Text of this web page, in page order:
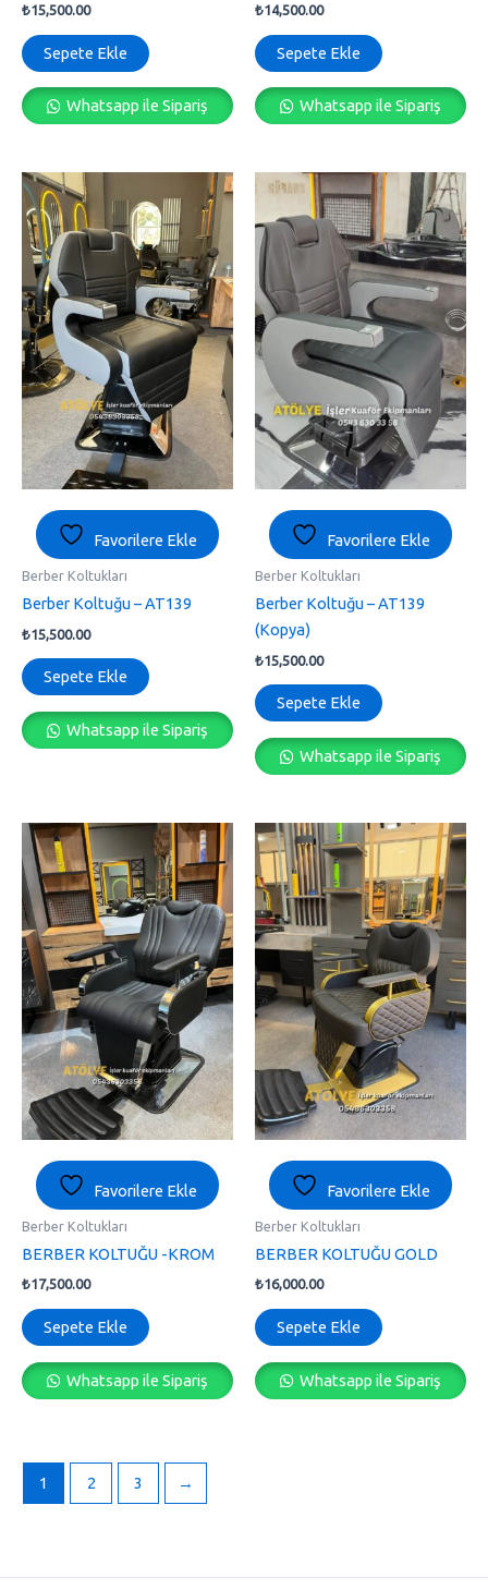
₺15,500.00
Sepete Ekle
Whatsapp ile Sipariş
₺14,500.00
Sepete Ekle
Whatsapp ile Sipariş
Favorilere Ekle
Berber Koltukları
Berber Koltuğu – AT139
₺15,500.00
Sepete Ekle
Whatsapp ile Sipariş
Favorilere Ekle
Berber Koltukları
Berber Koltuğu – AT139
(Kopya)
₺15,500.00
Sepete Ekle
Whatsapp ile Sipariş
Favorilere Ekle
Berber Koltukları
BERBER KOLTUĞU -KROM
₺17,500.00
Sepete Ekle
Whatsapp ile Sipariş
Favorilere Ekle
Berber Koltukları
BERBER KOLTUĞU GOLD
₺16,000.00
Sepete Ekle
Whatsapp ile Sipariş
1 2 3 →